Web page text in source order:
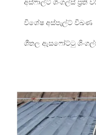
අස්ෆාල්ට් ශිංගල්ස් ප්‍රති
විශේෂ අස්පැල්ට් විඛණ
ශීතල ඇසෆෝට්ටු